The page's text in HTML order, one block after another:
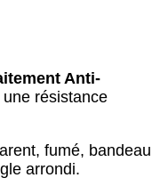
Anti-
résistance
fumé, bandeau
arrondi.